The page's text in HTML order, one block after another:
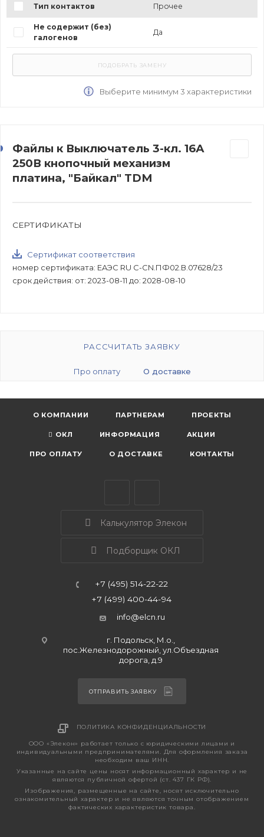
Тип контактов Прочее
Не содержит (без)
галогенов
Да
Выберите минимум 3 характеристики
Файлы к Выключатель 3-кл. 16А
250В кнопочный механизм
платина, "Байкал" TDM
СЕРТИФИКАТЫ
Сертификат соответствия
номер сертификата: EAЭС RU C-CN.ПФ02.В.07628/23
срок действия: от: 2023-08-11 до: 2028-08-10
РАССЧИТАТЬ ЗАЯВКУ
Про оплату О доставке
О КОМПАНИИ ПАРТНЕРАМ ПРОЕКТЫ
ОКЛ ИНФОРМАЦИЯ АКЦИИ
ПРО ОПЛАТУ О ДОСТАВКЕ КОНТАКТЫ
Калькулятор Элекон
Подборщик ОКЛ
+7 (495) 514-22-22
+7 (499) 400-44-94
info@elcn.ru
г. Подольск, М.о.,
пос.Железнодорожный, ул.Объездная
дорога, д.9
ОТПРАВИТЬ ЗАЯВКУ
ПОЛИТИКА КОНФИДЕНЦИАЛЬНОСТИ
ООО «Элекон» работает только с юридическими лицами и
индивидуальными предпринимателями. Для оформления заказа
необходим ваш ИНН.
Указанные на сайте цены носят информационный характер и не
являются публичной офертой (ст. 437 ГК РФ).
Изображения, размещенные на сайте, носят исключительно
ознакомительный характер и не являются точным отображением
фактических характеристик товара.